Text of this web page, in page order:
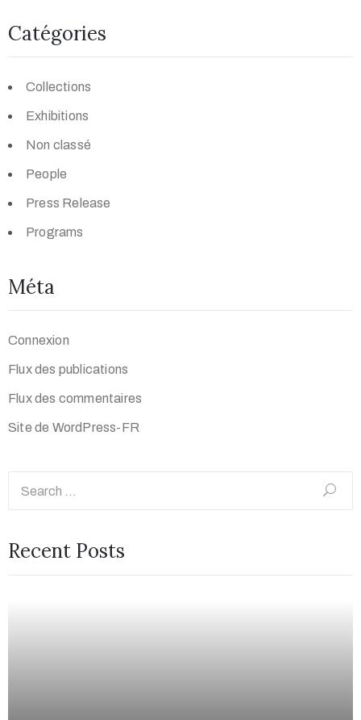
Catégories
Collections
Exhibitions
Non classé
People
Press Release
Programs
Méta
Connexion
Flux des publications
Flux des commentaires
Site de WordPress-FR
Recent Posts